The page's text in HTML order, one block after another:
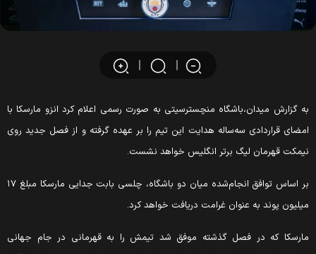
گزارش میدان،باشگاه منچسترسیتی به صورت رسمی اعلام کرد انزو مارسکا با
قراردادی سه‌ساله هدایت این تیم را بر عهده گرفته و از فصل جدید روی
قهرمان لیگ برتر انگلیس خواهد نشست.
بر اساس توافق انجام‌شده میان دو باشگاه، چلسی بابت جدایی مارسکا مبلغ ۱۷
پوند به عنوان غرامت دریافت خواهد کرد.
که در فصل گذشته موفق شد تیمش را به قهرمانی در جام جهانی